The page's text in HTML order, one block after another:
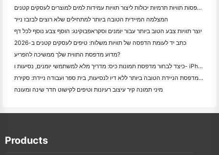
האם מדפסות תוויות תרמיות יכולות ליצור תוויות עמידות למים למוצרים לעסקים קטנים?
המצלמה המיידית הטובה ביותר למתחילים שלא רוצים לבזבז נייר
יוצר תוויות צבע הטוב ביותר עבור יומנים וסקראפבוקינג: הוסף צבע נוסף לכל דף
כתב יד לעומת הדפסה של תוויות משלוח: טיפים לעסקים קטנים ב-2026
מדוע מדפסת התווית שלך ממשיכה להפריע?
כיצד לבחור מדפסת תמונות כיס: מדריך מלא למשתמשי יומנים, נסיעות ו- iPhone
המדפסת הניידת הטובה ביותר ללא דיו לנסיעות, בית ספר ועבודה ניידת: סקירת Hanin MT620 Pro
מיני תמונה קיר עיצוב רעיונות וטיפים לקישוט חדר שינה ומעונה
Products